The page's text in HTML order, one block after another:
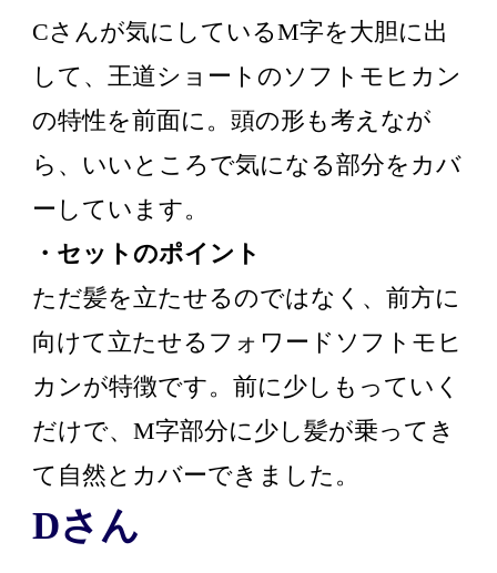
Cさんが気にしているM字を大胆に出
して、王道ショートのソフトモヒカン
の特性を前面に。頭の形も考えなが
ら、いいところで気になる部分をカバ
ーしています。
・セットのポイント
ただ髪を立たせるのではなく、前方に
向けて立たせるフォワードソフトモヒ
カンが特徴です。前に少しもっていく
だけで、M字部分に少し髪が乗ってき
て自然とカバーできました。
Dさん